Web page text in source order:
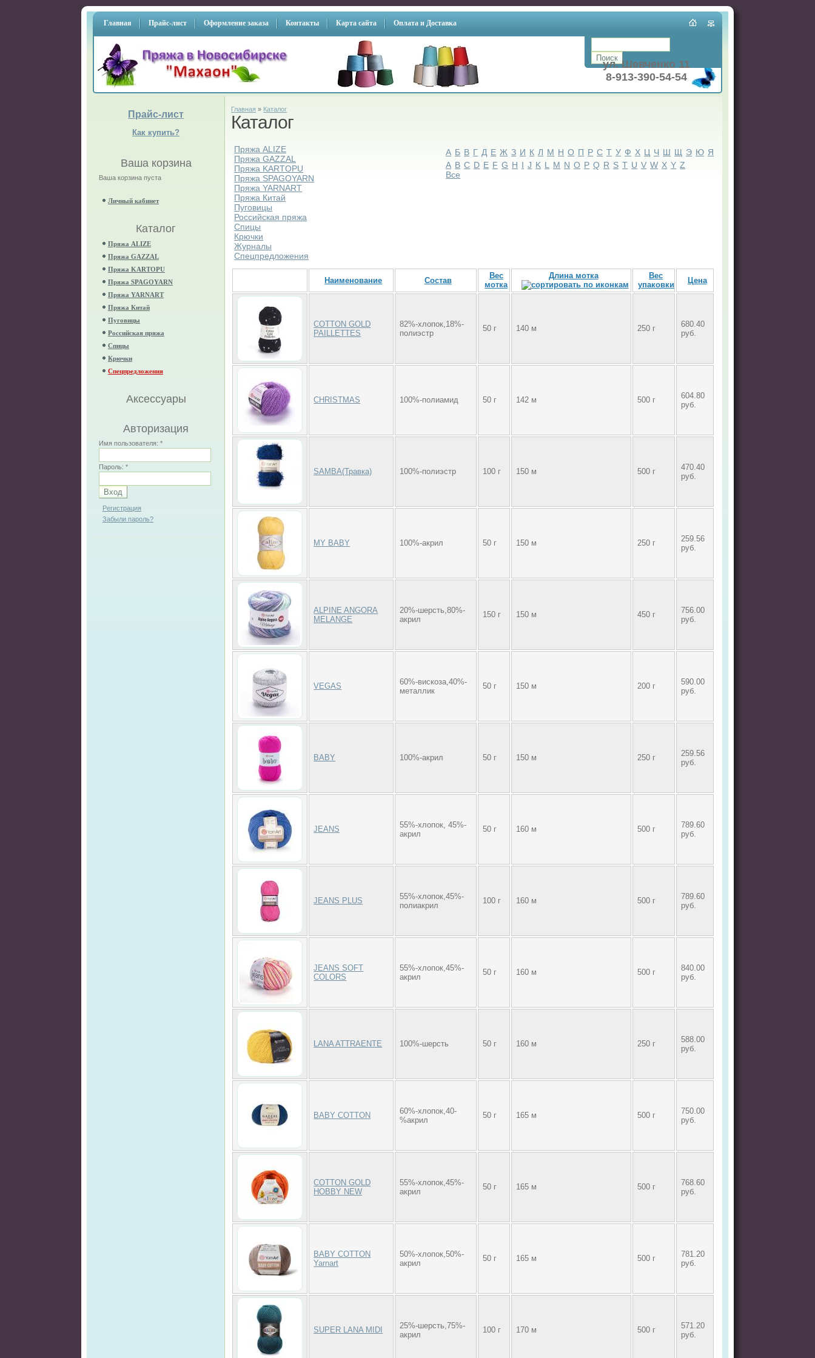
Главная Прайс-лист Оформление заказа Контакты Карта сайта Оплата и Доставка
ул. Шевченко 11
8-913-390-54-54
Прайс-лист
Как купить?
Ваша корзина
Ваша корзина пуста
Личный кабинет
Каталог
Пряжа ALIZE
Пряжа GAZZAL
Пряжа KARTOPU
Пряжа SPAGOYARN
Пряжа YARNART
Пряжа Китай
Пуговицы
Российская пряжа
Спицы
Крючки
Спецпредложения
Аксессуары
Авторизация
Имя пользователя:*
Пароль:*
Регистрация
Забыли пароль?
Главная » Каталог
Каталог
Пряжа ALIZE
Пряжа GAZZAL
Пряжа KARTOPU
Пряжа SPAGOYARN
Пряжа YARNART
Пряжа Китай
Пуговицы
Российская пряжа
Спицы
Крючки
Журналы
Спецпредложения
А Б В Г Д Е Ж З И К Л М Н О П Р С Т У Ф Х Ц Ч Ш Щ Э Ю Я
A B C D E F G H I J K L M N O P Q R S T U V W X Y Z
Все
Наименование Состав
Вес
мотка
Длина мотка
Вес
упаковки
Цена
COTTON GOLD
PAILLETTES
82%-хлопок,18%-
полиэстр
50 г 140 м 250 г
680.40
руб.
CHRISTMAS 100%-полиамид 50 г 142 м 500 г
604.80
руб.
SAMBA(Травка) 100%-полиэстр 100 г 150 м 500 г
470.40
руб.
MY BABY 100%-акрил 50 г 150 м 250 г
259.56
руб.
ALPINE ANGORA
MELANGE
20%-шерсть,80%-
акрил
150 г 150 м 450 г
756.00
руб.
VEGAS
60%-вискоза,40%-
металлик
50 г 150 м 200 г
590.00
руб.
BABY 100%-акрил 50 г 150 м 250 г
259.56
руб.
JEANS
55%-хлопок, 45%-
акрил
50 г 160 м 500 г
789.60
руб.
JEANS PLUS
55%-хлопок,45%-
полиакрил
100 г 160 м 500 г
789.60
руб.
JEANS SOFT
COLORS
55%-хлопок,45%-
акрил
50 г 160 м 500 г
840.00
руб.
LANA ATTRAENTE 100%-шерсть 50 г 160 м 250 г
588.00
руб.
BABY COTTON
60%-хлопок,40-
%акрил
50 г 165 м 500 г
750.00
руб.
COTTON GOLD
HOBBY NEW
55%-хлопок,45%-
акрил
50 г 165 м 500 г
768.60
руб.
BABY COTTON
Yarnart
50%-хлопок,50%-
акрил
50 г 165 м 500 г
781.20
руб.
SUPER LANA MIDI
25%-шерсть,75%-
акрил
100 г 170 м 500 г
571.20
руб.